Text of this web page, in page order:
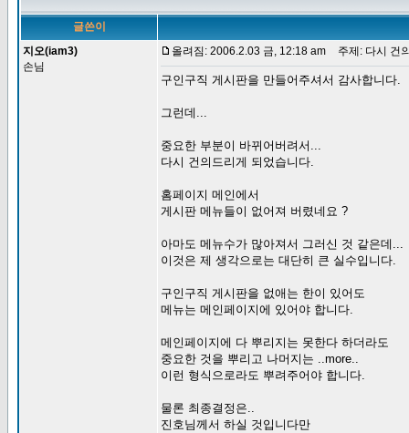
글쓴이
지오(iam3)
손님
올려짐: 2006.2.03 금, 12:18 am 주제: 다시 건
구인구직 게시판을 만들어주셔서 감사합니다.
그런데...
중요한 부분이 바뀌어버려서...
다시 건의드리게 되었습니다.
홈페이지 메인에서
게시판 메뉴들이 없어져 버렸네요 ?
아마도 메뉴수가 많아져서 그러신 것 같은데...
이것은 제 생각으로는 대단히 큰 실수입니다.
구인구직 게시판을 없애는 한이 있어도
메뉴는 메인페이지에 있어야 합니다.
메인페이지에 다 뿌리지는 못한다 하더라도
중요한 것을 뿌리고 나머지는 ..more..
이런 형식으로라도 뿌려주어야 합니다.
물론 최종결정은..
진호님께서 하실 것입니다만